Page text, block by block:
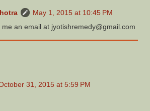
May 1, 2015 at 10:45 PM
me an email at jyotishremedy@gmail.com
31, 2015 at 5:59 PM